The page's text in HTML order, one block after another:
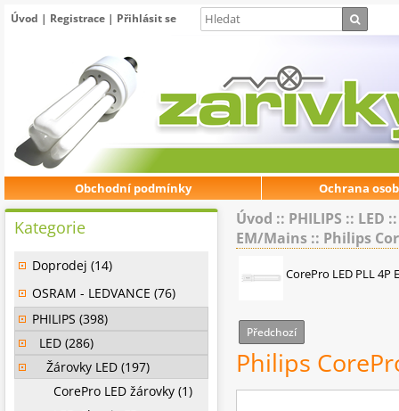
Úvod | Registrace | Přihlásit se
Obchodní podmínky Ochrana
Úvod :: PHILIPS :: LED
EM/Mains :: Philips
CorePro LED PLL 4P
Předchozí
Philips
Kategorie
Doprodej (14)
OSRAM - LEDVANCE (76)
PHILIPS (398)
LED (286)
Žárovky LED (197)
CorePro LED žárovky (1)